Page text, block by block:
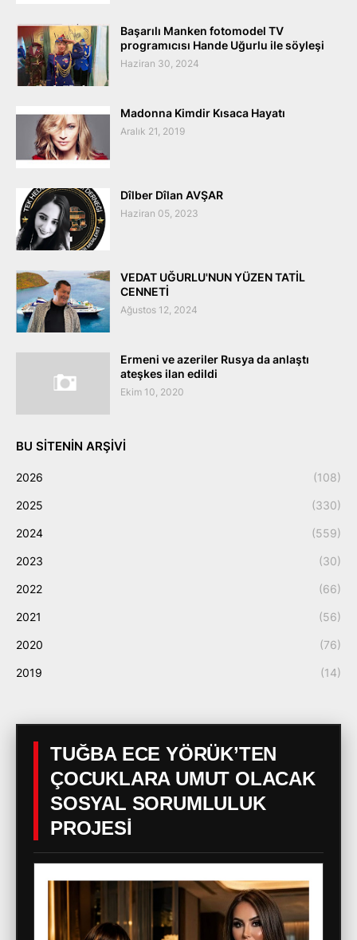
Başarılı Manken fotomodel TV
programıcısı Hande Uğurlu ile söyleşi
Haziran 30, 2024
Madonna Kimdir Kısaca Hayatı
Aralık 21, 2019
Dîlber Dîlan AVŞAR
Haziran 05, 2023
VEDAT UĞURLU'NUN YÜZEN TATİL
CENNETİ
Ağustos 12, 2024
Ermeni ve azeriler Rusya da anlaştı
ateşkes ilan edildi
Ekim 10, 2020
BU SITENIN ARŞIVI
2026 (108)
2025 (330)
2024 (559)
2023 (30)
2022 (66)
2021 (56)
2020 (76)
2019 (14)
TUĞBA ECE YÖRÜK’TEN
ÇOCUKLARA UMUT OLACAK
SOSYAL SORUMLULUK
PROJESİ